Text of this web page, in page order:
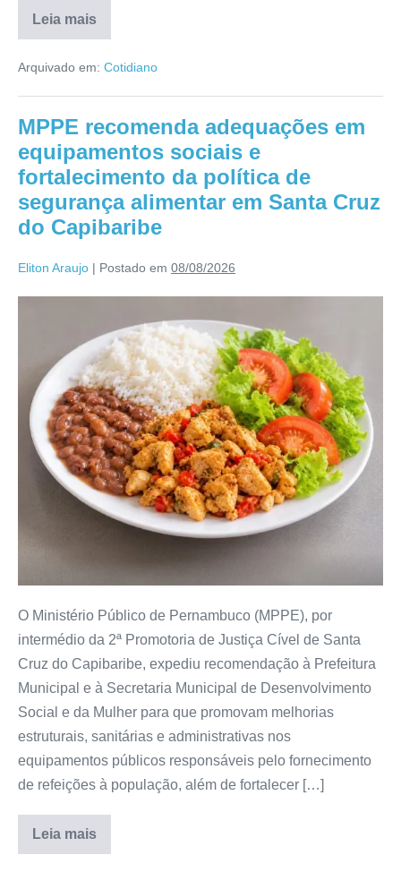
Leia mais
Arquivado em: Cotidiano
MPPE recomenda adequações em
equipamentos sociais e
fortalecimento da política de
segurança alimentar em Santa Cruz
do Capibaribe
Eliton Araujo | Postado em 08/08/2026
O Ministério Público de Pernambuco (MPPE), por
intermédio da 2ª Promotoria de Justiça Cível de Santa
Cruz do Capibaribe, expediu recomendação à Prefeitura
Municipal e à Secretaria Municipal de Desenvolvimento
Social e da Mulher para que promovam melhorias
estruturais, sanitárias e administrativas nos
equipamentos públicos responsáveis pelo fornecimento
de refeições à população, além de fortalecer […]
Leia mais